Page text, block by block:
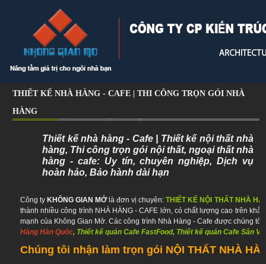
THIẾT KẾ NHÀ HÀNG - CAFE | THI CÔNG TRỌN GÓI NHÀ
HÀNG
Thiết kế nhà hàng - Cafe | Thiết kế nội thất nhà
hàng, Thi công trọn gói nội thất, ngoại thất nhà
hàng - cafe: Uy tín, chuyên nghiệp, Dịch vụ
hoàn hảo, Bảo hành dài hạn
Công ty KHÔNG GIAN MỞlà đơn vị chuyên:THIẾT KẾ NỘI THẤT NHÀ
thành nhiều công trình NHÀ HÀNG - CAFE lớn, có chất lượng cao trên
mạnh của Không Gian Mở. Các công trình Nhà Hàng - Cafe được chúng
Hàng Hàn Quốc, Thiết kế quán Cafe FastFood, Thiết kế quán Cafe Sân
Chúng tôi nhận làm trọn gói NỘI THẤT NHÀ